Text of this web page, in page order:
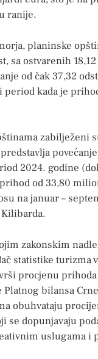
ranije.
planinske
sa ostvarenih
od čak 37,32
kada je
zabilježeni
2024. godine
od 33,80
na januar –
Kilibarda.
zakonskim
statistike turizma
procjenu
bilansa
obuhvataju
se dopunjavaju
uslugama i